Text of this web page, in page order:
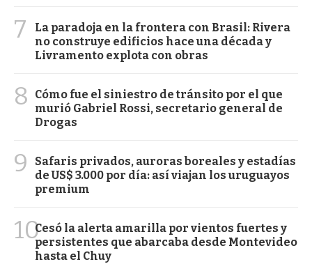
7
La paradoja en la frontera con Brasil: Rivera
no construye edificios hace una década y
Livramento explota con obras
8
Cómo fue el siniestro de tránsito por el que
murió Gabriel Rossi, secretario general de
Drogas
9
Safaris privados, auroras boreales y estadías
de US$ 3.000 por día: así viajan los uruguayos
premium
10Cesó la alerta amarilla por vientos fuertes y
persistentes que abarcaba desde Montevideo
hasta el Chuy